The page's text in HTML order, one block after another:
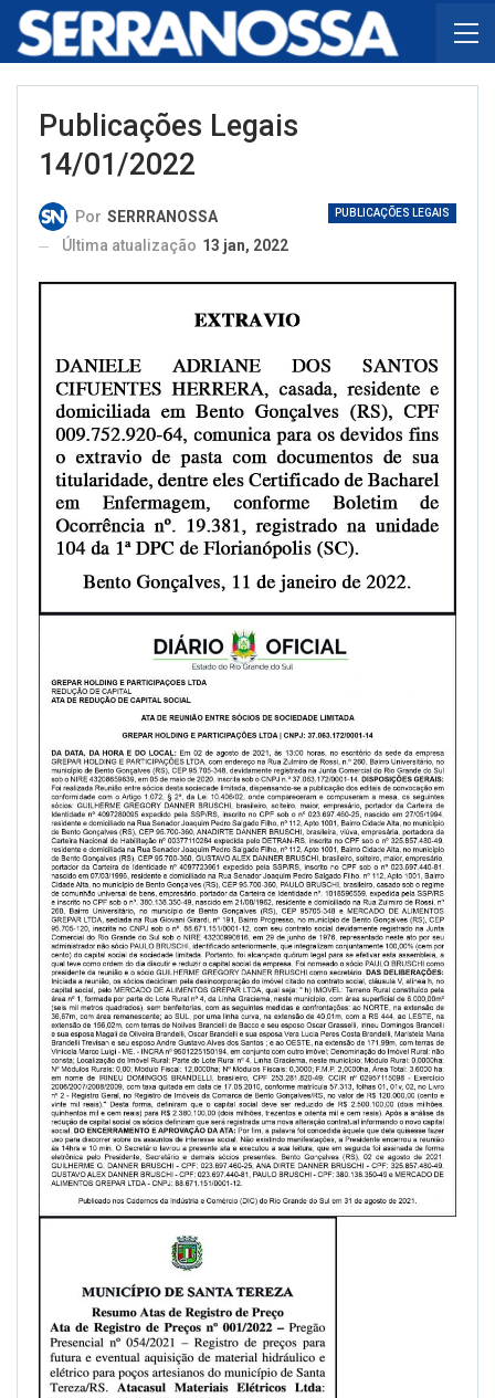
Publicações Legais
14/01/2022
PUBLICAÇÕES LEGAIS
Por SERRRANOSSA
Última atualização 13 jan, 2022